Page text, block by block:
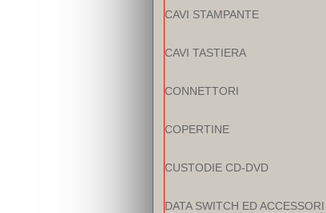
CAVI STAMPANTE
CAVI TASTIERA
CONNETTORI
COPERTINE
CUSTODIE CD-DVD
DATA SWITCH ED ACCESSORI